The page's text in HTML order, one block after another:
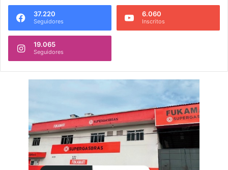
37.220
Seguidores
6.060
Inscritos
19.065
Seguidores